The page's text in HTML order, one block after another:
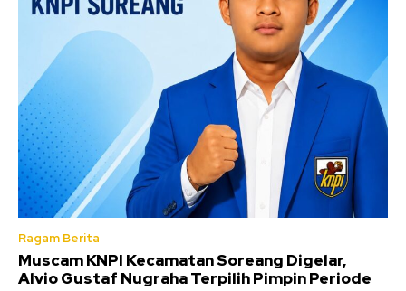
Ragam Berita
Muscam KNPI Kecamatan Soreang Digelar,
Alvio Gustaf Nugraha Terpilih Pimpin Periode